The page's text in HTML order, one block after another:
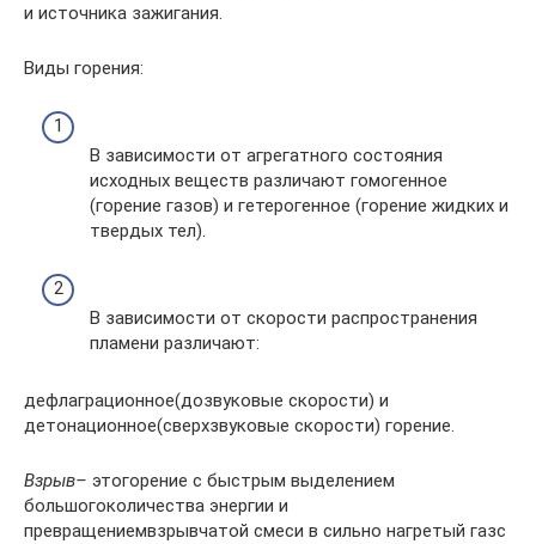
и источника зажигания.
Виды горения:
В зависимости от агрегатного состояния
исходных веществ различают гомогенное
(горение газов) и гетерогенное (горение жидких и
твердых тел).
В зависимости от скорости распространения
пламени различают:
дефлаграционное(дозвуковые скорости) и
детонационное(сверхзвуковые скорости) горение.
Взрыв– этогорение с быстрым выделением
большогоколичества энергии и
превращениемвзрывчатой смеси в сильно нагретый газс